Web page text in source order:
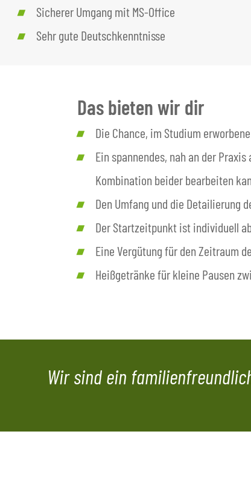
Sicherer Umgang mit MS-Office
Sehr gute Deutschkenntnisse
Das bieten wir dir
Die Chance, im Studium
Ein spannendes, nah an der
Kombination beider bearbeiten
Den Umfang und die Detailierung
Der Startzeitpunkt ist individuell
Eine Vergütung für den Zeitraum
Heißgetränke für kleine Pausen
Wir sind ein